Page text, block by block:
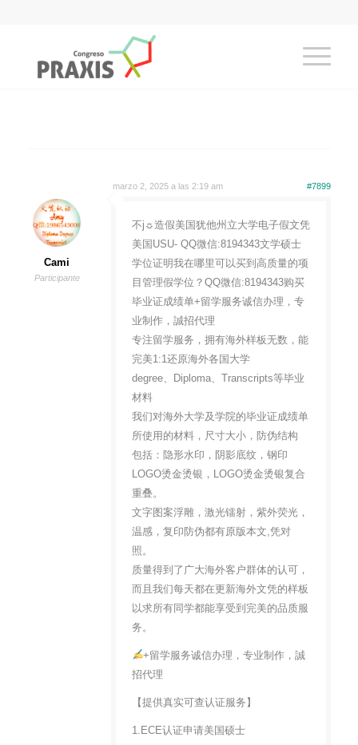
marzo 2, 2025 a las 2:19 am #7899
Cami
Participante
不j☼造假美国犹他州立大学电子假文凭
美国USU- QQ微信:8194343文学硕士
学位证明我在哪里可以买到高质量的项
目管理假学位？QQ微信:8194343购买
毕业证成绩单+留学服务诚信办理，专
业制作，誠招代理
专注留学服务，拥有海外样板无数，能
完美1:1还原海外各国大学
degree、Diploma、Transcripts等毕业
材料
我们对海外大学及学院的毕业证成绩单
所使用的材料，尺寸大小，防伪结构
包括：隐形水印，阴影底纹，钢印
LOGO烫金烫银，LOGO烫金烫银复合
重叠。
文字图案浮雕，激光镭射，紫外荧光，
温感，复印防伪都有原版本文,凭对
照。
质量得到了广大海外客户群体的认可，
而且我们每天都在更新海外文凭的样板
以求所有同学都能享受到完美的品质服
务。
+留学服务诚信办理，专业制作，誠
招代理
【提供真实可查认证服务】
1.ECE认证申请美国硕士